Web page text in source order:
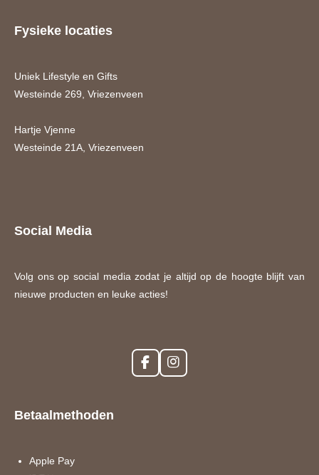
Fysieke locaties
Uniek Lifestyle en Gifts
Westeinde 269, Vriezenveen
Hartje Vjenne
Westeinde 21A, Vriezenveen
Social Media
Volg ons op social media zodat je altijd op de hoogte blijft van
nieuwe producten en leuke acties!
F
a
I
n
Betaalmethoden
Apple Pay